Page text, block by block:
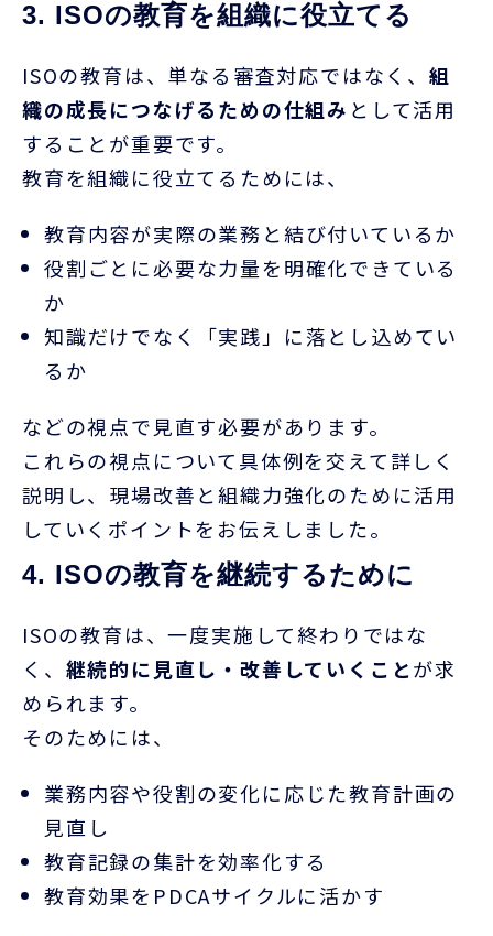
3. ISOの教育を組織に役立てる
ISOの教育は、単なる審査対応ではなく、組
織の成長につなげるための仕組み として活用
することが重要です。
教育を組織に役立てるためには、
教育内容が実際の業務と結び付いているか
役割ごとに必要な力量を明確化できている
か
知識だけでなく「実践」に落とし込めてい
るか
などの視点で見直す必要があります。
これらの視点について具体例を交えて詳しく
説明し、現場改善と組織力強化のために活用
していくポイントをお伝えしました。
4. ISOの教育を継続するために
ISOの教育は、一度実施して終わりではな
く、 継続的に見直し・改善していくことが求
められます。
そのためには、
業務内容や役割の変化に応じた教育計画の
見直し
教育記録の集計を効率化する
教育効果を PDCAサイクルに活かす